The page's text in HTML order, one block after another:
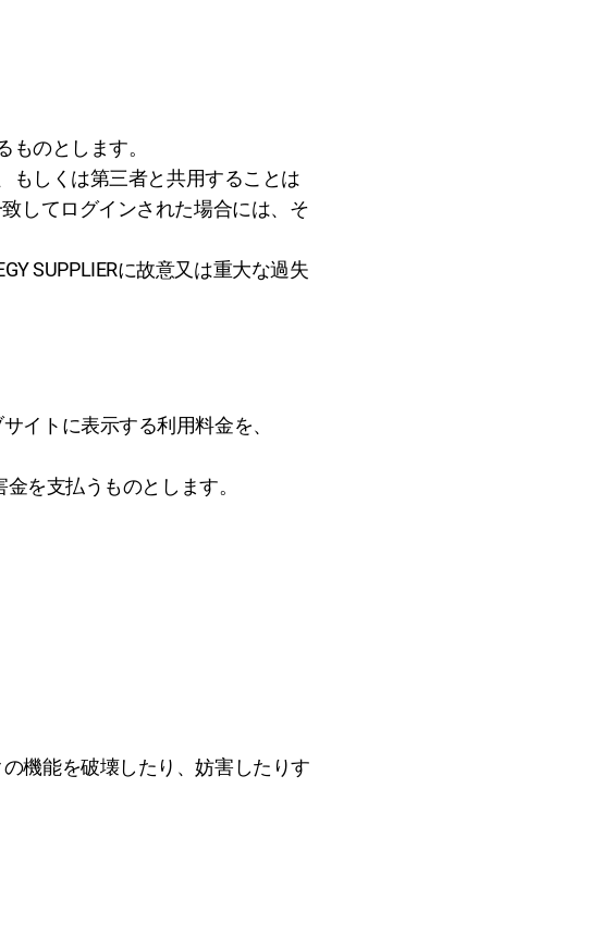
のとします。
もしくは第三者と共用することは
してログインされた場合には、そ
SUPPLIERに故意又は重大な過失
イトに表示する利用料金を、
を支払うものとします。
機能を破壊したり、妨害したりす